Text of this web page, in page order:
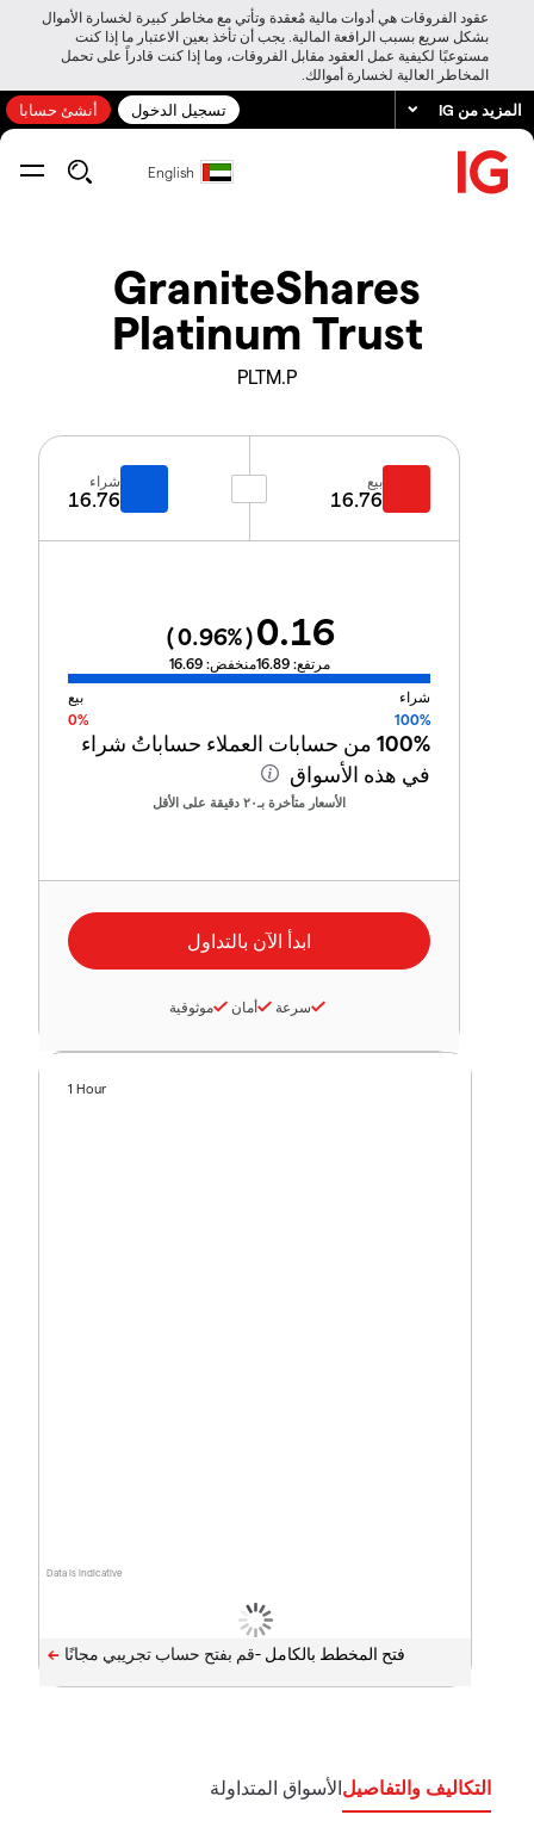
عقود الفروقات هي أدوات مالية مُعقدة وتأتي مع مخاطر كبيرة لخسارة الأموال
بشكل سريع بسبب الرافعة المالية. يجب أن تأخذ بعين الاعتبار ما إذا كنت
مستوعبًا لكيفية عمل العقود مقابل الفروقات، وما إذا كنت قادراً على تحمل
المخاطر العالية لخسارة أموالك.
المزيد من IG تسجيل الدخول أنشئ حسابا
English
GraniteShares
Platinum Trust
PLTM.P
بيع
16.76
شراء
16.76
0.16
(
0.96%)
مرتفع:16.89منخفض:16.69
شراء
بيع
100%
0%
100% من حسابات العملاء حساباتُ شراء
في هذه الأسواق
الأسعار متأخرة بـ٢٠ دقيقة على الأقل
سرعة أمان موثوقية
Data is indicative
1 Hour
فتح المخطط بالكامل -
التكاليف والتفاصيلالأسواق المتداولة